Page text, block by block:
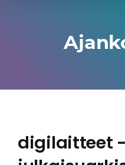
digilaitteet